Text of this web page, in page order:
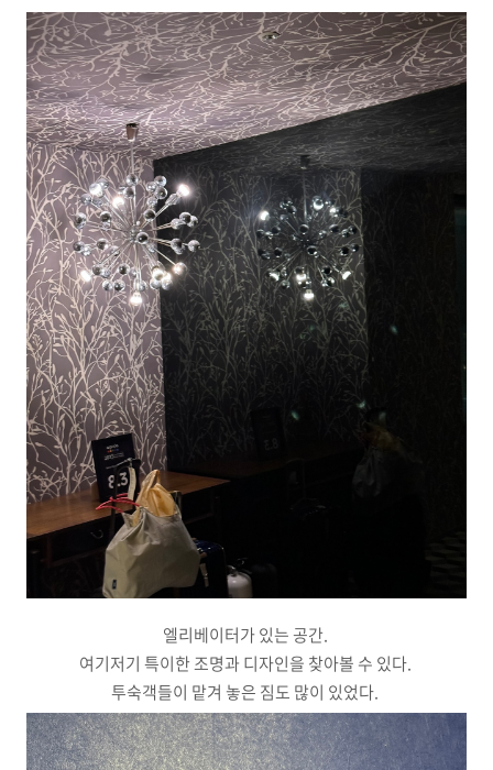
엘리베이터가 있는 공간.
여기저기 특이한 조명과 디자인을 찾아볼 수 있다.
투숙객들이 맡겨 놓은 짐도 많이 있었다.